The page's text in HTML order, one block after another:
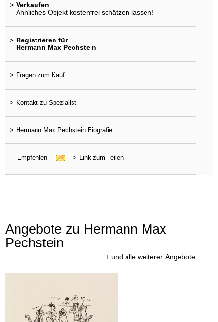
> Verkaufen
Ähnliches Objekt kostenfrei schätzen lassen!
> Registrieren für
Hermann Max Pechstein
> Fragen zum Kauf
> Kontakt zu Spezialist
> Hermann Max Pechstein Biografie
Empfehlen > Link zum Teilen
Angebote zu Hermann Max
Pechstein
+ und alle weiteren Angebote